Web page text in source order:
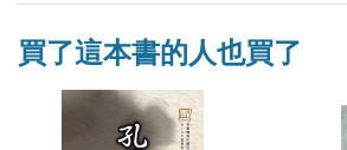
買了這本書的人也買了